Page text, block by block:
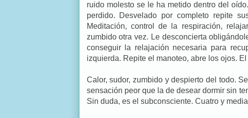
ruido molesto se le ha metido dentro del
perdido. Desvelado por completo repite
Meditación, control de la respiración,
zumbido otra vez. Le desconcierta
conseguir la relajación necesaria para
izquierda. Repite el manoteo, abre los ojos.
Calor, sudor, zumbido y despierto del todo.
sensación peor que la de desear dormir sin
Sin duda, es el subconsciente. Cuatro y